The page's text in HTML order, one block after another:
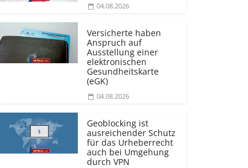
04.08.2026
Versicherte haben
Anspruch auf
Ausstellung einer
elektronischen
Gesundheitskarte
(eGK)
04.08.2026
Geoblocking ist
ausreichender Schutz
für das Urheberrecht
auch bei Umgehung
durch VPN